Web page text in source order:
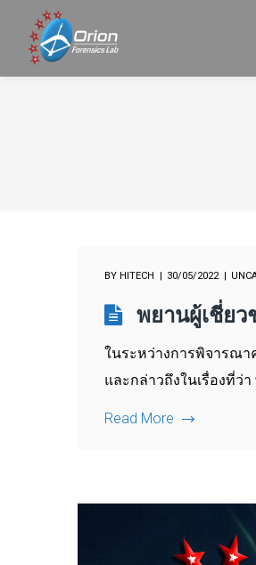
BY HITECH 30/05/2022
พยานผู้เชี่ย
ในระหว่างการพิจารณา
และกล่าวถึงในเรื่องที่ว่
Read More